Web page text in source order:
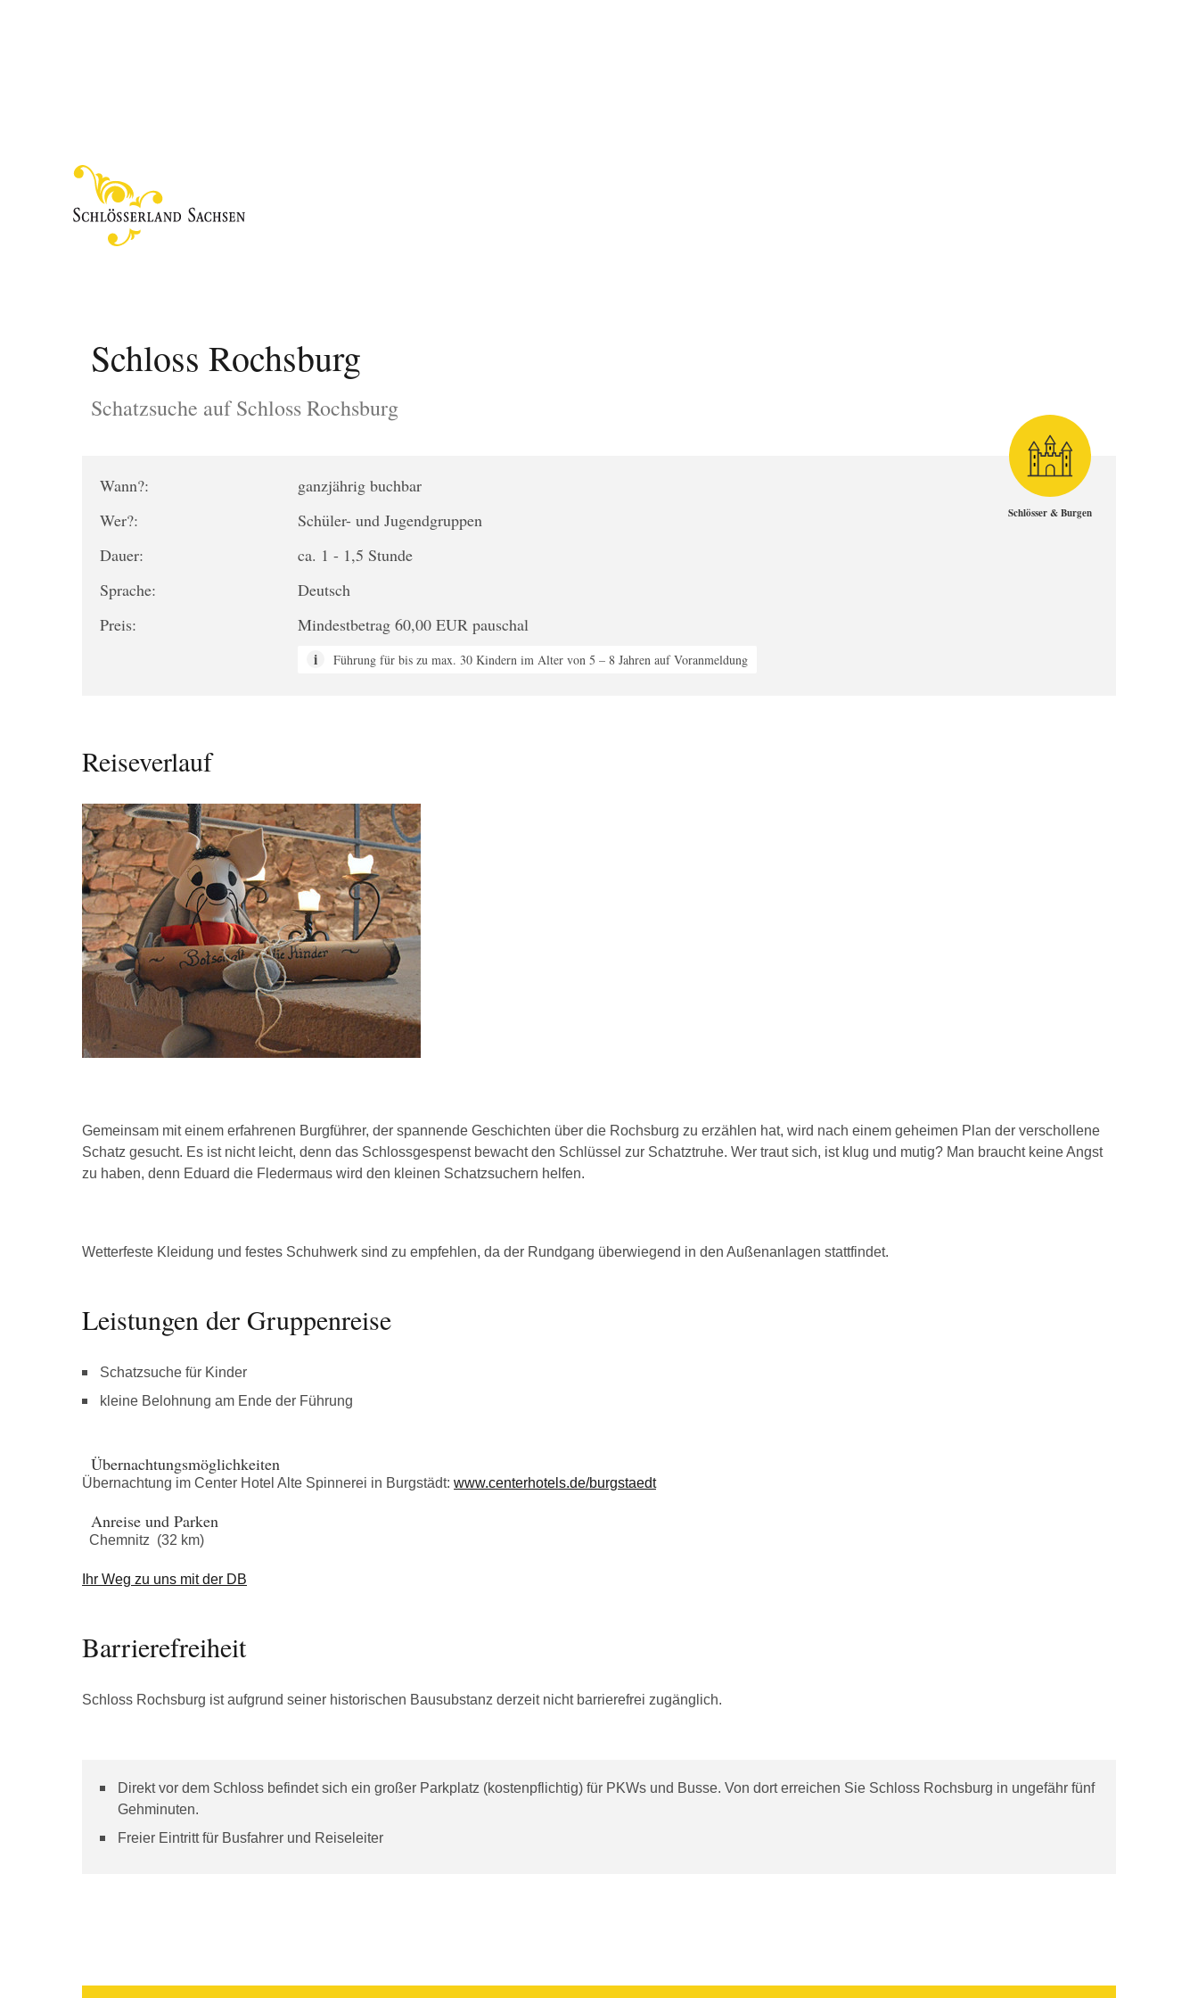
Schloss Rochsburg
Schatzsuche auf Schloss Rochsburg
Wann?:
ganzjährig buchbar
Wer?:
Schüler- und Jugendgruppen
Dauer:
ca. 1 - 1,5 Stunde
Sprache:
Deutsch
Preis:
Mindestbetrag 60,00 EUR pauschal
Führung für bis zu max. 30 Kindern im Alter von 5 – 8 Jahren auf Voranmeldung
Schlösser & Burgen
Reiseverlauf
Gemeinsam mit einem erfahrenen Burgführer, der spannende Geschichten über die Rochsburg zu erzählen hat, wird nach einem geheimen Plan der verschollene
Schatz gesucht. Es ist nicht leicht, denn das Schlossgespenst bewacht den Schlüssel zur Schatztruhe. Wer traut sich, ist klug und mutig? Man braucht keine Angst
zu haben, denn Eduard die Fledermaus wird den kleinen Schatzsuchern helfen.
Wetterfeste Kleidung und festes Schuhwerk sind zu empfehlen, da der Rundgang überwiegend in den Außenanlagen stattfindet.
Leistungen der Gruppenreise
Schatzsuche für Kinder
kleine Belohnung am Ende der Führung
Übernachtungsmöglichkeiten
Übernachtung im Center Hotel Alte Spinnerei in Burgstädt: www.centerhotels.de/burgstaedt
Anreise und Parken
Chemnitz (32 km)
Ihr Weg zu uns mit der DB
Barrierefreiheit
Schloss Rochsburg ist aufgrund seiner historischen Bausubstanz derzeit nicht barrierefrei zugänglich.
Direkt vor dem Schloss befindet sich ein großer Parkplatz (kostenpflichtig) für PKWs und Busse. Von dort erreichen Sie Schloss Rochsburg in ungefähr fünf
Gehminuten.
Freier Eintritt für Busfahrer und Reiseleiter